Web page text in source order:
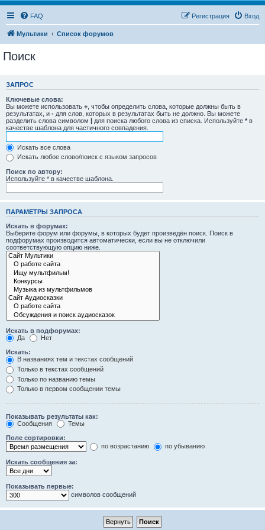
FAQ Вход
Регистрация
Мультики Список форумов
Поиск
ЗАПРОС
Ключевые слова:
Вы можете использовать + , чтобы определить слова, которые должны быть в
результатах, и - для слов, которых в результатах быть не должно. Вы можете
разделить слова символом | для поиска любого слова из списка. Используйте * в
качестве шаблона для частичного совпадения.
Искать все слова
Искать любое слово/поиск с языком запросов
Поиск по автору:
Используйте * в качестве шаблона.
ПАРАМЕТРЫ ЗАПРОСА
Искать в форумах:
Выберите форум или форумы, в которых будет произведён поиск. Поиск в
подфорумах производится автоматически, если вы не отключили
соответствующую опцию ниже.
Искать в подфорумах:
Да
Нет
Искать:
В названиях тем и текстах сообщений
Только в текстах сообщений
Только по названию темы
Только в первом сообщении темы
Показывать результаты как:
Сообщения
Темы
Поле сортировки:
по возрастанию
по убыванию
Искать сообщения за:
Показывать первые:
символов сообщений